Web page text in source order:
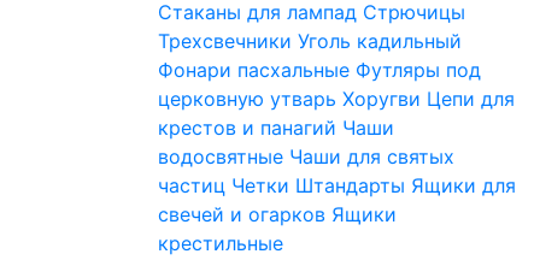
Стаканы для лампад Стрючицы
Трехсвечники Уголь кадильный
Фонари пасхальные Футляры под
церковную утварь Хоругви Цепи для
крестов и панагий Чаши
водосвятные Чаши для святых
частиц Четки Штандарты Ящики для
свечей и огарков Ящики
крестильные